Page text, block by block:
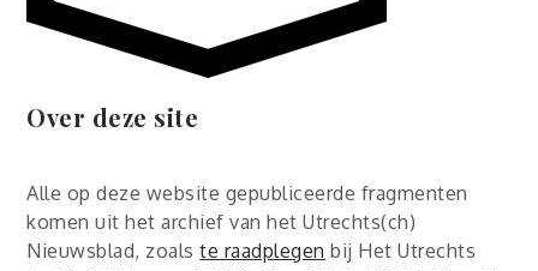
Over deze site
Alle op deze website gepubliceerde fragmenten
komen uit het archief van het Utrechts(ch)
Nieuwsblad, zoalste raadplegen bij Het Utrechts